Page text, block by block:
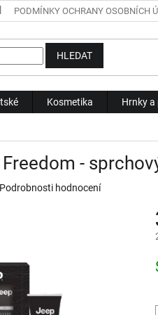
PODMÍNKY OCHRANY OSOBNÍCH
HLEDAT
Kosmetika Hrnky
-
Podrobnosti hodnocení